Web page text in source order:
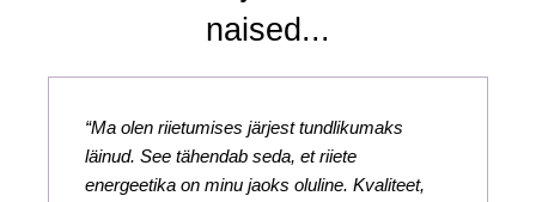
naised...
“Ma olen riietumises järjest tundlikumaks
läinud. See tähendab seda, et riiete
energeetika on minu jaoks oluline. Kvaliteet,